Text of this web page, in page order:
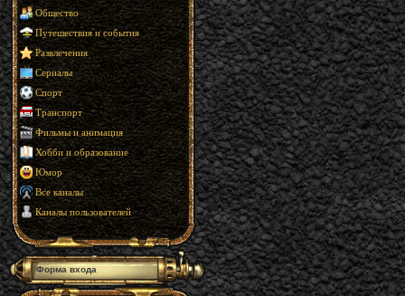
Общество
Путешествия и события
Развлечения
Сериалы
Спорт
Транспорт
Фильмы и анимация
Хобби и образование
Юмор
Все каналы
Каналы пользователей
Форма входа